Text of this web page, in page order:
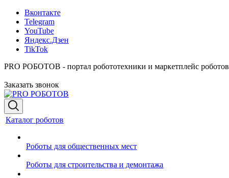
Вконтакте
Telegram
YouTube
Яндекс.Дзен
TikTok
PRO РОБОТОВ - портал робототехники и маркетплейс роботов
Заказать звонок
Каталог роботов
Роботы для общественных мест
Роботы для строительства и демонтажа